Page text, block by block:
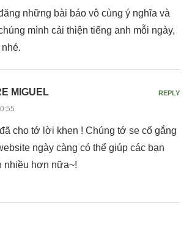
những bài báo vô cùng ý nghĩa và
mình cải thiện tiếng anh mỗi ngày,
MIGUEL
cho tớ lời khen ! Chúng tớ se cố gắng
ngày càng có thể giúp các bạn
nhiều hơn nữa~!
REPLY